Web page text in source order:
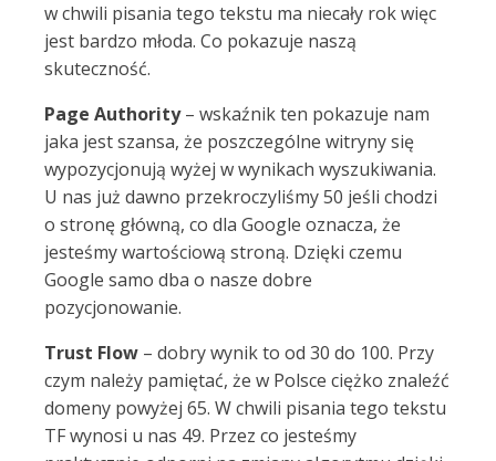
w chwili pisania tego tekstu ma niecały rok więc
jest bardzo młoda. Co pokazuje naszą
skuteczność.
Page Authority– wskaźnik ten pokazuje nam
jaka jest szansa, że poszczególne witryny się
wypozycjonują wyżej w wynikach wyszukiwania.
U nas już dawno przekroczyliśmy 50 jeśli chodzi
o stronę główną, co dla Google oznacza, że
jesteśmy wartościową stroną. Dzięki czemu
Google samo dba o nasze dobre
pozycjonowanie.
Trust Flow – dobry wynik to od 30 do 100. Przy
czym należy pamiętać, że w Polsce ciężko znaleźć
domeny powyżej 65. W chwili pisania tego tekstu
TF wynosi u nas 49. Przez co jesteśmy